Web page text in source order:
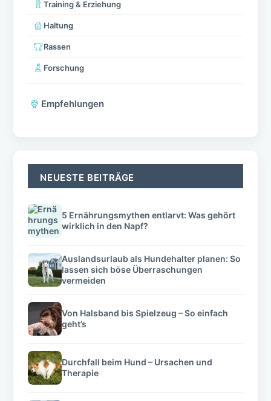
Training & Erziehung
Haltung
Rassen
Forschung
Empfehlungen
NEUESTE BEITRÄGE
5 Ernährungsmythen entlarvt: Was gehört
wirklich in den Napf?
Auslandsurlaub als Hundehalter planen: So
lassen sich böse Überraschungen
vermeiden
Von Halsband bis Spielzeug – So einfach
geht’s
Durchfall beim Hund – Ursachen und
Therapie